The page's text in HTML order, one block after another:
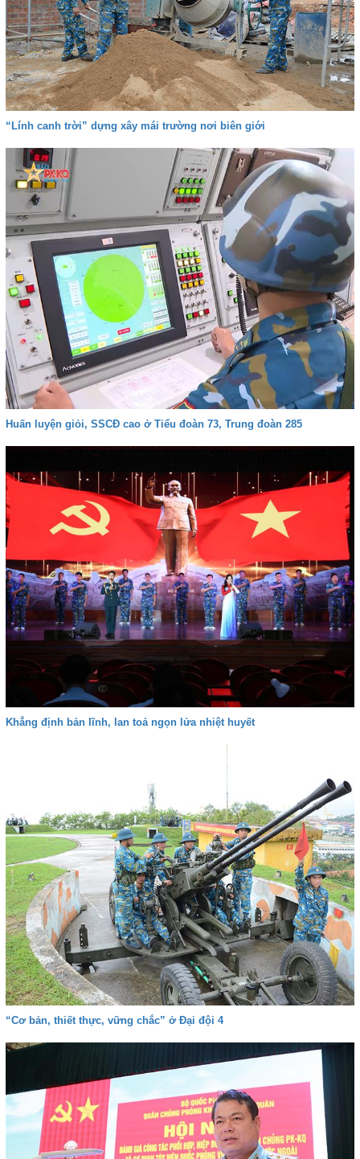
“Lính canh trời” dựng xây mái trường nơi biên giới
Huấn luyện giỏi, SSCĐ cao ở Tiểu đoàn 73, Trung đoàn 285
Khẳng định bản lĩnh, lan toả ngọn lửa nhiệt huyết
“Cơ bản, thiết thực, vững chắc” ở Đại đội 4